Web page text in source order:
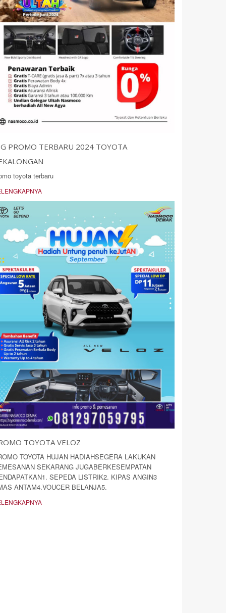
PROMO TERBARU 2024 TOYOTA
toyota terbaru
TOYOTA VELOZ
TOYOTA HUJAN HADIAHSEGERA LAKUKAN
SEKARANG JUGABERKESEMPATAN
SEPEDA LISTRIK2. KIPAS ANGIN3
ANTAM4.VOUCER BELANJA5.